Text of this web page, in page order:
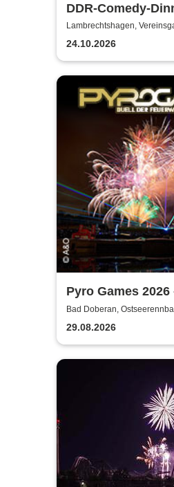
DDR-Comedy-
Kulinarik trifft
Lambrechtshagen,
Gemeindezentrum
24.10.2026
Pyro Games 2026
Feuerwerker
Bad Doberan,
29.08.2026